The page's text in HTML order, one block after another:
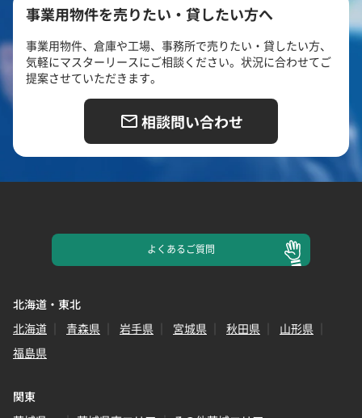
事業用物件を売りたい・貸したい方へ
事業用物件、倉庫や工場、事務所で売りたい・貸したい方、
気軽にマスターリースにご相談ください。状況に合わせてご
提案させていただきます。
相談問い合わせ
よくあるご質問
北海道・東北
北海道
青森県 岩手県 宮城県 秋田県
山形県
福島県
関東